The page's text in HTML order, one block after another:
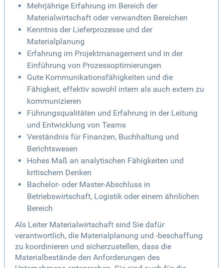
Mehrjährige Erfahrung im Bereich der
Materialwirtschaft oder verwandten Bereichen
Kenntnis der Lieferprozesse und der
Materialplanung
Erfahrung im Projektmanagement und in der
Einführung von Prozessoptimierungen
Gute Kommunikationsfähigkeiten und die
Fähigkeit, effektiv sowohl intern als auch extern zu
kommunizieren
Führungsqualitäten und Erfahrung in der Leitung
und Entwicklung von Teams
Verständnis für Finanzen, Buchhaltung und
Berichtswesen
Hohes Maß an analytischen Fähigkeiten und
kritischem Denken
Bachelor- oder Master-Abschluss in
Betriebswirtschaft, Logistik oder einem ähnlichen
Bereich
Als Leiter Materialwirtschaft sind Sie dafür
verantwortlich, die Materialplanung und -beschaffung
zu koordinieren und sicherzustellen, dass die
Materialbestände den Anforderungen des